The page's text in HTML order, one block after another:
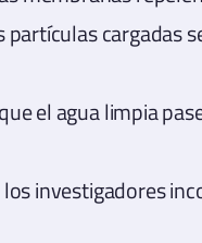
cargadas
el agua limpia
investigadores